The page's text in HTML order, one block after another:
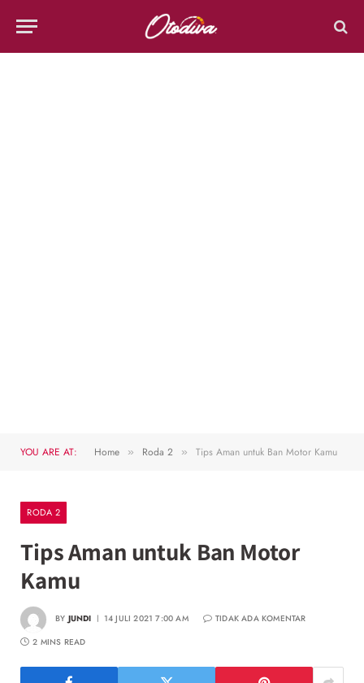
YOU ARE AT: Home » Roda 2 » Tips Aman untuk Ban Motor Kamu
RODA 2
Tips Aman untuk Ban Motor
Kamu
BY JUNDI 14 JULI 2021 7:00 AM
TIDAK ADA KOMENTAR
2 MINS READ